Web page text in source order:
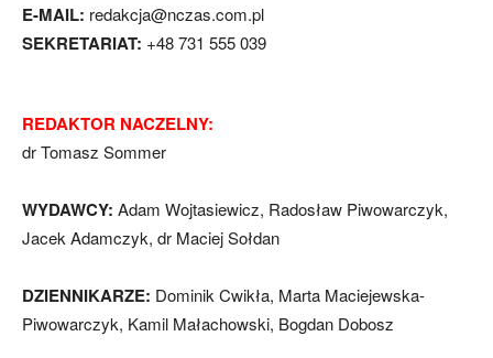
E-MAIL: redakcja@nczas.com.pl
SEKRETARIAT: +48 731 555 039
REDAKTOR NACZELNY:
dr Tomasz Sommer
WYDAWCY: Adam Wojtasiewicz, Radosław Piwowarczyk,
Jacek Adamczyk, dr Maciej Sołdan
DZIENNIKARZE: Dominik Cwikła, Marta Maciejewska-
Piwowarczyk, Kamil Małachowski, Bogdan Dobosz